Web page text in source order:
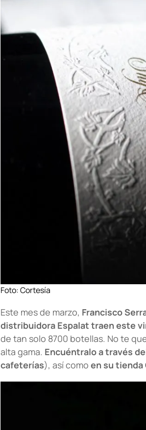
Foto: Cortesía
Este mes de marzo, Francisco
distribuidora Espalat traen este
de tan solo 8700 botellas. No te
alta gama. Encuéntralo a través
cafeterías), así como en su tienda